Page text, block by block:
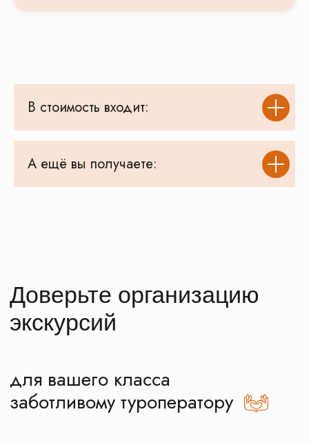
В стоимость входит:
А ещё вы получаете:
Все автобусы и водители прошли
проверку идопущены ГИБДД
В031-00161-77/01529540
Транспорт
Забота
Как получить паспорт?
Отзывы наших
клиентов